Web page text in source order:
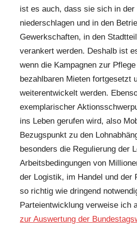
ist es auch, dass sie sich in der
niederschlagen und in den
Gewerkschaften, in den
verankert werden. Deshalb ist
wenn die Kampagnen zur
bezahlbaren Mieten fortgesetzt
weiterentwickelt werden.
exemplarischer
ins Leben gerufen wird, also
Bezugspunkt zu den
besonders die Regulierung der
Arbeitsbedingungen von
der Logistik, im Handel und der
so richtig wie dringend
Parteientwicklung verweise ich
zur Auswertung der